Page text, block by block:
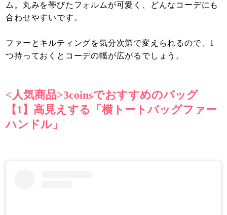
ム。丸みを帯びたフォルムが可愛く、どんなコーデにも
合わせやすいです。
ファーとキルティングを気分次第で変えられるので、1
つ持っておくとコーデの幅が広がるでしょう。
<人気商品>3coinsでおすすめのバッグ
【1】高見えする「横トートバッグファー
ハンドル」